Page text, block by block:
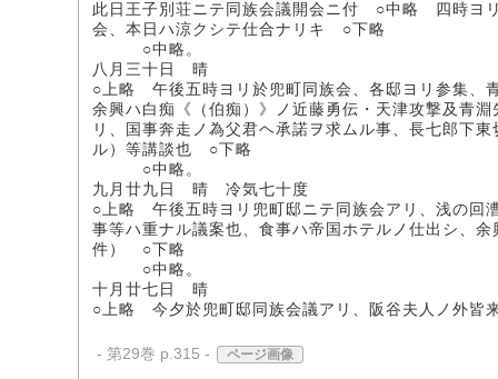
此日王子別荘ニテ同族会議開会ニ付 ○中略 四時ヨ
会、本日ハ涼クシテ仕合ナリキ ○下略
○中略。
八月三十日 晴
○上略 午後五時ヨリ於兜町同族会、各邸ヨリ参集、
余興ハ白痴《（伯痴）》ノ近藤勇伝・天津攻撃及青
リ、国事奔走ノ為父君ヘ承諾ヲ求ムル事、長七郎下
ル）等講談也 ○下略
○中略。
九月廿九日 晴 冷気七十度
○上略 午後五時ヨリ兜町邸ニテ同族会アリ、浅の回
事等ハ重ナル議案也、食事ハ帝国ホテルノ仕出シ、
件） ○下略
○中略。
十月廿七日 晴
○上略 今夕於兜町邸同族会議アリ、阪谷夫人ノ外皆
- 第29巻 p.315 - ページ画像